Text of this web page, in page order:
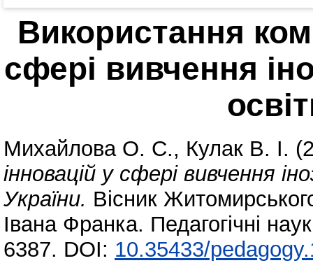
Використання
сфері вивчення
Михайлова О. С., Кулак В. І.
інновацій у сфері вивчення
України. Вісник
Івана Франка. Педагогічні
6387. DOI: 10.35433/